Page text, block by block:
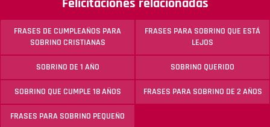
Felicitaciones relacionadas
FRASES DE CUMPLEAÑOS PARA
SOBRINO CRISTIANAS
FRASES PARA SOBRINO QUE ESTÁ
LEJOS
SOBRINO DE 1 AÑO SOBRINO QUERIDO
SOBRINO QUE CUMPLE 18 AÑOS FRASES PARA SOBRINO DE 2 AÑOS
FRASES PARA SOBRINO PEQUEÑO